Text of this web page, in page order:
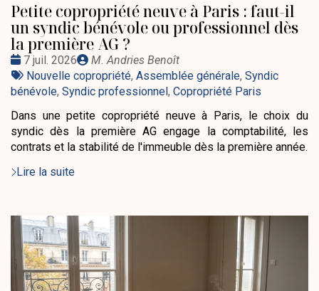
Petite copropriété neuve à Paris : faut-il
un syndic bénévole ou professionnel dès
la première AG ?
Date
:
7 juil. 2026
Publié
par
M. Andries Benoît
Tags
:
Nouvelle copropriété, Assemblée générale, Syndic
bénévole, Syndic professionnel, Copropriété Paris
Dans une petite copropriété neuve à Paris, le choix du
syndic dès la première AG engage la comptabilité, les
contrats et la stabilité de l'immeuble dès la première année.
Lire la suite